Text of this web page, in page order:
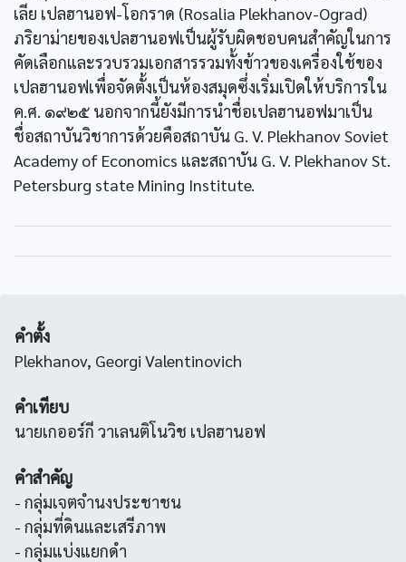
เลีย เปลฮานอฟ-โอกราด (Rosalia Plekhanov-Ograd)
ภริยาม่ายของเปลฮานอฟเป็นผู้รับผิดชอบคนสำคัญในการ
คัดเลือกและรวบรวมเอกสารรวมทั้งข้าวของเครื่องใช้ของ
เปลฮานอฟเพื่อจัดตั้งเป็นห้องสมุดซึ่งเริ่มเปิดให้บริการใน
ค.ศ. ๑๙๒๕ นอกจากนี้ยังมีการนำชื่อเปลฮานอฟมาเป็น
ชื่อสถาบันวิชาการด้วยคือสถาบัน G. V. Plekhanov Soviet
Academy of Economics และสถาบัน G. V. Plekhanov St.
Petersburg state Mining Institute.
คำตั้ง
Plekhanov, Georgi Valentinovich
คำเทียบ
นายเกออร์กี วาเลนติโนวิช เปลฮานอฟ
คำสำคัญ
- กลุ่มเจตจำนงประชาชน
- กลุ่มที่ดินและเสรีภาพ
- กลุ่มแบ่งแยกดำ